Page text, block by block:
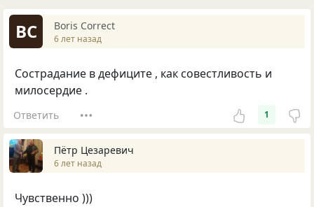
BC Boris Correct
6 лет назад
Сострадание в дефиците , как совестливость и
милосердие .
Ответить 1
Пётр Цезаревич
6 лет назад
Чувственно )))